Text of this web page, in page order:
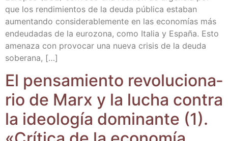
que los ren­di­mien­tos de la deu­da públi­ca esta­ban
aumen­tan­do con­si­de­ra­ble­men­te en las eco­no­mías más
endeu­da­das de la euro­zo­na, como Ita­lia y Espa­ña. Esto
ame­na­za con pro­vo­car una nue­va cri­sis de la deu­da
soberana, […]
El pen­sa­mien­to revo­lu­cio­na­
rio de Marx y la lucha con­tra
la ideo­lo­gía domi­nan­te (1).